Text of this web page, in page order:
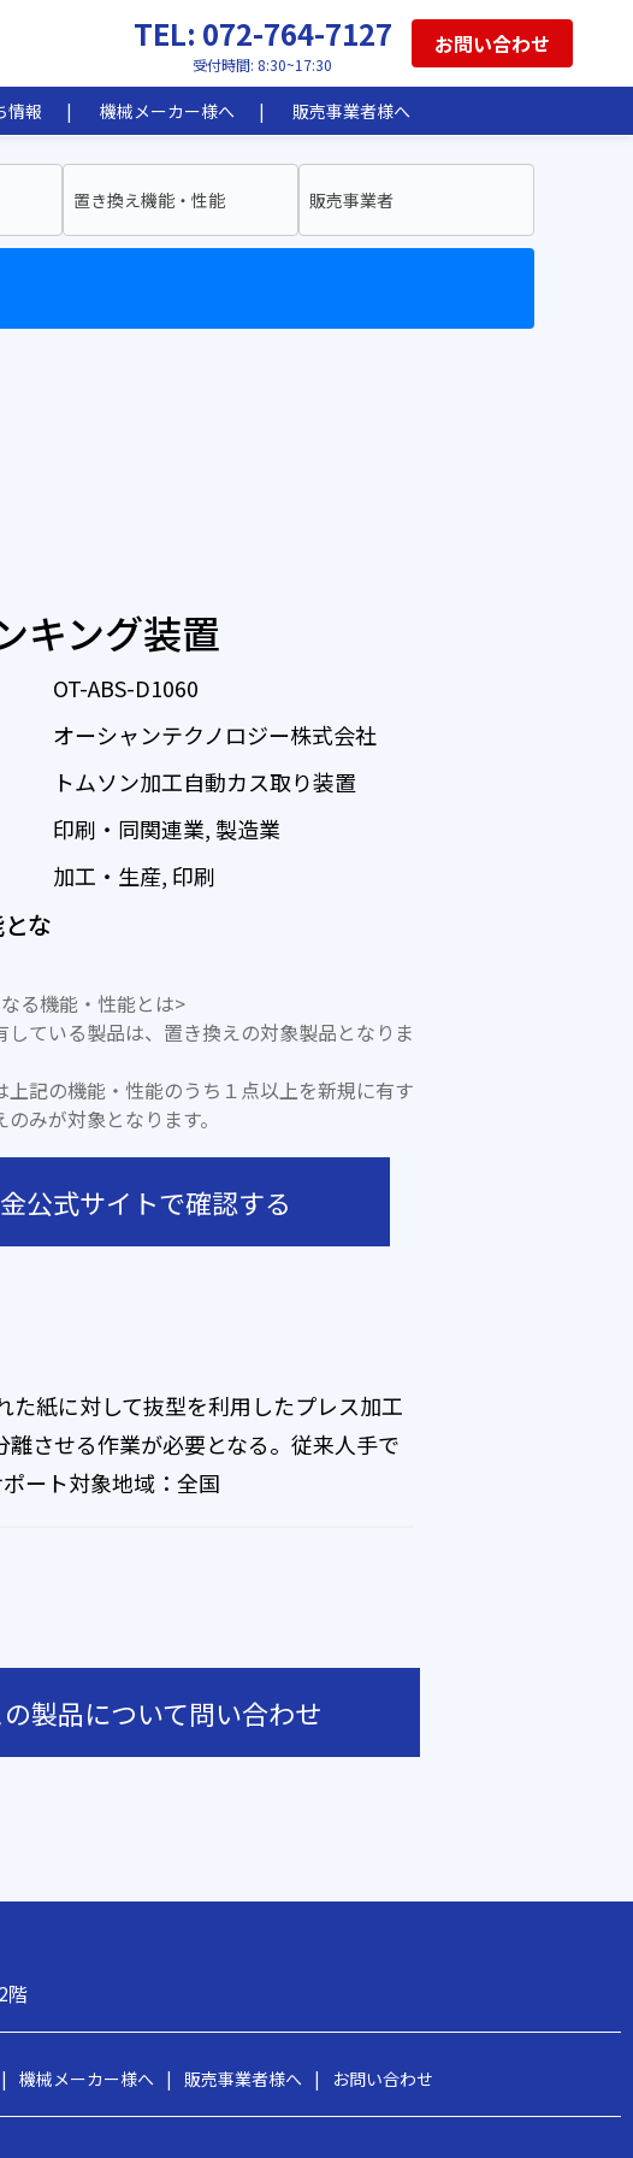
TEL: 072-764-7127
受付時間: 8:30~17:30
お問い合わせ
情報 機械メーカー様へ 販売事業者様へ
置き換え機能・性能 販売事業者
キング装置
OT-ABS-D1060
オーシャンテクノロジー株式会社
トムソン加工自動カス取り装置
印刷・同関連業, 製造業
加工・生産, 印刷
な
る機能・性能とは>
している製品は、置き換えの対象製品となりま
記の機能・性能のうち１点以上を新規に有す
みが対象となります。
公式サイトで確認する
紙に対して抜型を利用したプレス加工
させる作業が必要となる。従来人手で
ート対象地域：全国
の製品について問い合わせ
階
| 機械メーカー様へ | 販売事業者様へ | お問い合わせ